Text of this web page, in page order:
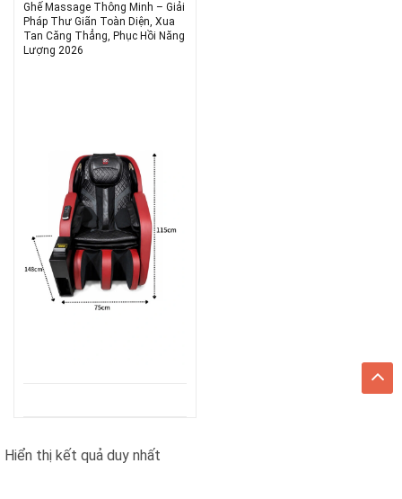
Ghế Massage Thông Minh – Giải
Pháp Thư Giãn Toàn Diện, Xua
Tan Căng Thẳng, Phục Hồi Năng
Lượng 2026
Hiển thị kết quả duy nhất